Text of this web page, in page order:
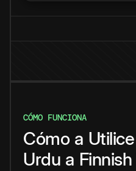
CÓMO FUNCIONA
Cómo a Utilice
Urdu a Finnish